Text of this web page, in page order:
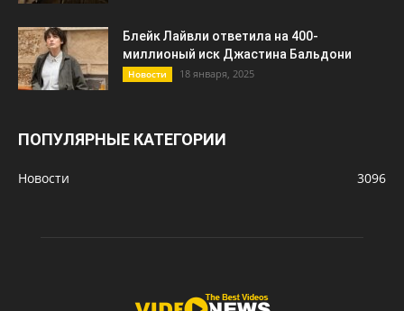
Блейк Лайвли ответила на 400-
миллионый иск Джастина Бальдони
Новости 18 января, 2025
ПОПУЛЯРНЫЕ КАТЕГОРИИ
Новости 3096